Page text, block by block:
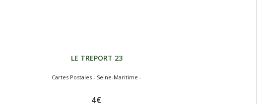
LE TREPORT 23
Cartes Postales - Seine-Maritime -
4€